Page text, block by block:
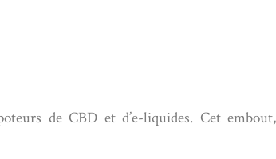
de CBD et d’e-liquides. Cet embout,